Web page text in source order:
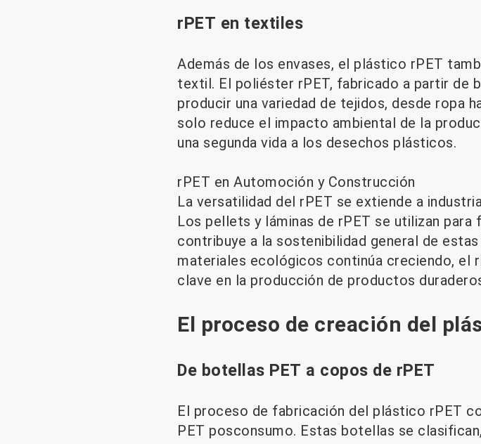
rPET en textiles
Además de los envases, el plástico rPET
textil. El poliéster rPET, fabricado a partir de
producir una variedad de tejidos, desde ropa
solo reduce el impacto ambiental de la
una segunda vida a los desechos plásticos.
rPET en Automoción y Construcción
La versatilidad del rPET se extiende a
Los pellets y láminas de rPET se utilizan
contribuye a la sostenibilidad general de
materiales ecológicos continúa creciendo, el
clave en la producción de productos
El proceso de creación del
De botellas PET a copos de rPET
El proceso de fabricación del plástico rPET
PET posconsumo. Estas botellas se